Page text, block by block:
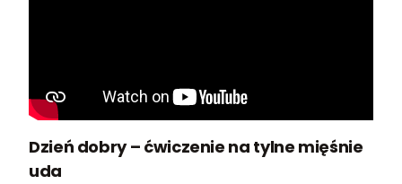
Dzień dobry – ćwiczenie na tylne mięśnie
uda